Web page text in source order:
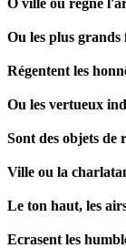
O ville ou regne
Ou les plus
Régentent les
Ou les vertueux
Sont des objets de
Ville ou la
Le ton haut, les
Ecrasent les